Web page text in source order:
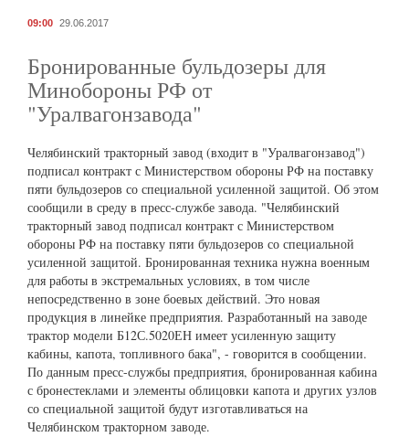
09:00 29.06.2017
Бронированные бульдозеры для
Минобороны РФ от
"Уралвагонзавода"
Челябинский тракторный завод (входит в "Уралвагонзавод")
подписал контракт с Министерством обороны РФ на поставку
пяти бульдозеров со специальной усиленной защитой. Об этом
сообщили в среду в пресс-службе завода. "Челябинский
тракторный завод подписал контракт с Министерством
обороны РФ на поставку пяти бульдозеров со специальной
усиленной защитой. Бронированная техника нужна военным
для работы в экстремальных условиях, в том числе
непосредственно в зоне боевых действий. Это новая
продукция в линейке предприятия. Разработанный на заводе
трактор модели Б12С.5020ЕН имеет усиленную защиту
кабины, капота, топливного бака", - говорится в сообщении.
По данным пресс-службы предприятия, бронированная кабина
с бронестеклами и элементы облицовки капота и других узлов
со специальной защитой будут изготавливаться на
Челябинском тракторном заводе.